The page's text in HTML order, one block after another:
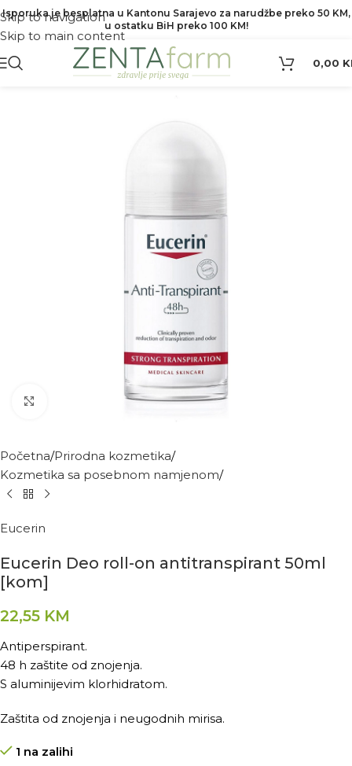
Skip to navigation
Skip to main content
Isporuka je besplatna u Kantonu Sarajevo za narudžbe preko 50 KM,
u ostatku BiH preko 100 KM!
0,00
Kliknite za povećanje
Početna Prirodna kozmetika
Kozmetika sa posebnom namjenom
Eucerin
Eucerin Deo roll-on antitranspirant 50ml
[kom]
22,55 KM
Antiperspirant.
48 h zaštite od znojenja.
S aluminijevim klorhidratom.
Zaštita od znojenja i neugodnih mirisa.
1 na zalihi